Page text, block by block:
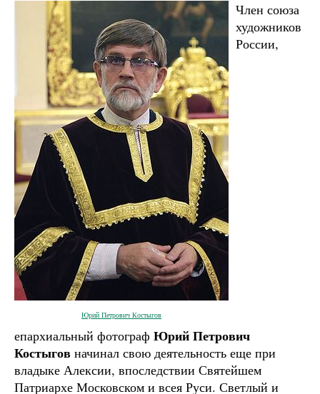
Юрий Петрович Костыгов
Член союза
художников
России,
епархиальный фотограф Юрий Петрович
Костыгов начинал свою деятельность еще при
владыке Алексии, впоследствии Святейшем
Патриархе Московском и всея Руси. Светлый и